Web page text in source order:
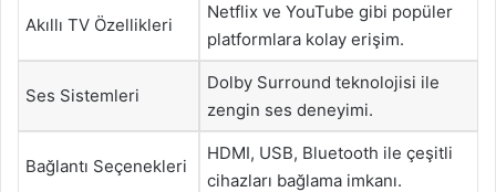
Akıllı TV Özellikleri
Netflix ve YouTube gibi popüler
platformlara kolay erişim.
Ses Sistemleri
Dolby Surround teknolojisi ile
zengin ses deneyimi.
Bağlantı Seçenekleri
HDMI, USB, Bluetooth ile çeşitli
cihazları bağlama imkanı.